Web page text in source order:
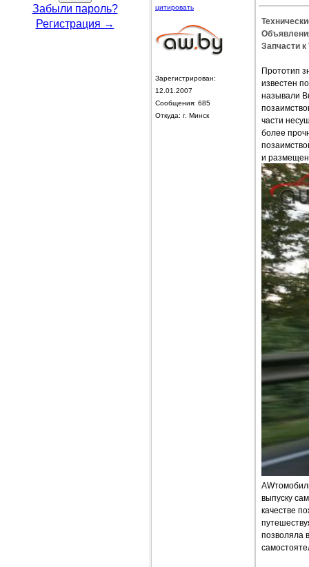
Забыли пароль?
Регистрация →
цитировать
Зарегистрирован:
12.01.2007
Сообщения: 685
Откуда: г. Минск
Запчасти к
Прототип
известен
называли
части
более
и
выпуску
качестве
позволяла